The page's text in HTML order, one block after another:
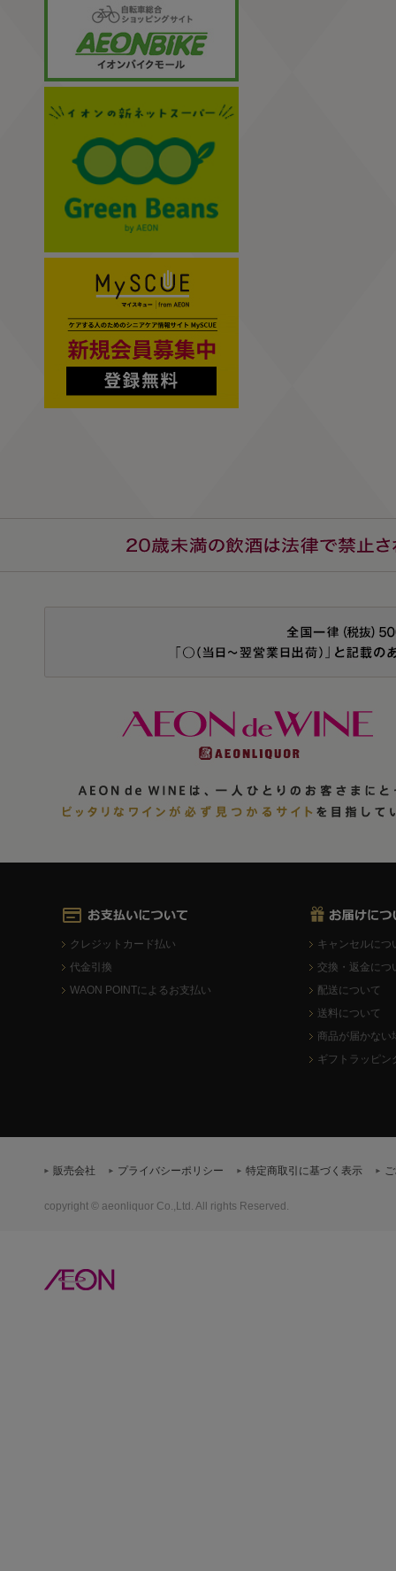
クレジットカード払い
代金引換
WAON POINTによるお支払い
キャンセルにつ
交換・返金につ
配送について
送料について
商品が届かない
ギフトラッピン
販売会社 プライバシーポリシー 特定商取引に基づく表示
copyright © aeonliquor Co.,Ltd. All rights Reserved.